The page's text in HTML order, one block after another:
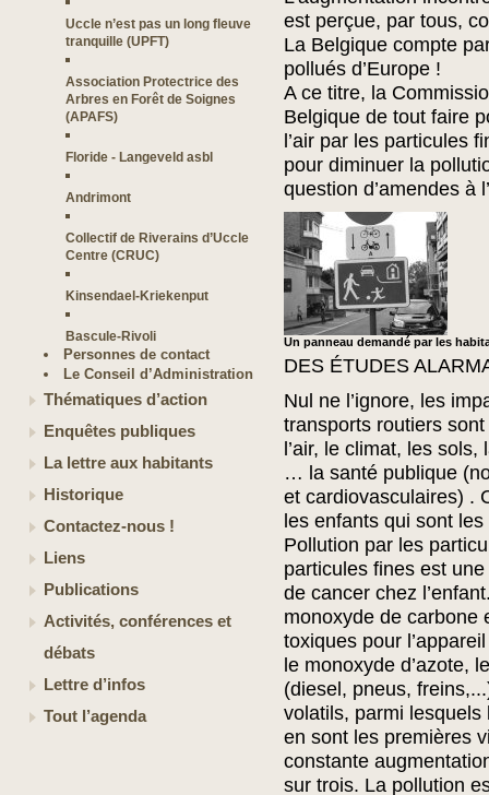
Uccle n’est pas un long fleuve
tranquille (UPFT)
Association Protectrice des
Arbres en Forêt de Soignes
(APAFS)
Floride - Langeveld asbl
Andrimont
Collectif de Riverains d’Uccle
Centre (CRUC)
Kinsendael-Kriekenput
Bascule-Rivoli
Personnes de contact
Le Conseil d’Administration
Thématiques d’action
Enquêtes publiques
La lettre aux habitants
Historique
Contactez-nous !
Liens
Publications
Activités, conférences et
débats
Lettre d’infos
Tout l’agenda
est perçue, par tous,
La Belgique compte
pollués d’Europe !
A ce titre, la
Belgique de tout faire
l’air par les particules
pour diminuer la
question d’amendes à
Un panneau demandé par les
DES ÉTUDES
Nul ne l’ignore, les
transports routiers
l’air, le climat, les
… la santé publique
et cardiovasculaires) .
les enfants qui sont
Pollution par les
particules fines est
de cancer chez
monoxyde de carbone
toxiques pour
le monoxyde d’azote,
(diesel, pneus,
volatils, parmi
en sont les premières
constante
sur trois. La pollution